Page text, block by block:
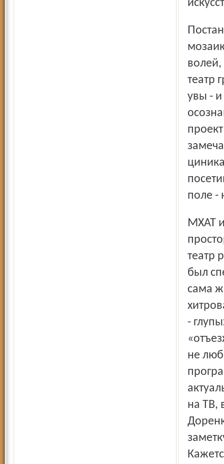
Постановка напоминала безнадёжно развалившуюся
театр
увы -
поле -
МХАТ имени Горького на Тверском бульваре, в
театр
был
сама
-
не
на ТВ,